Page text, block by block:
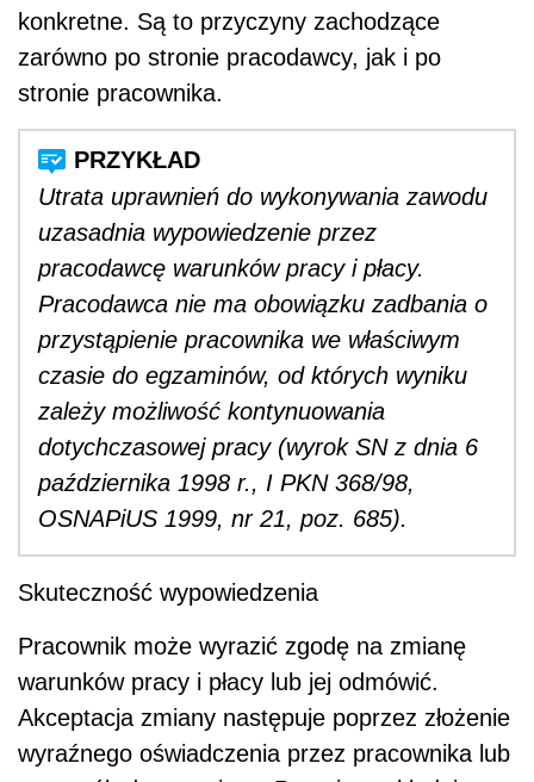
konkretne. Są to przyczyny zachodzące
zarówno po stronie pracodawcy, jak i po
stronie pracownika.
Utrata uprawnień do wykonywania zawodu
uzasadnia wypowiedzenie przez
pracodawcę warunków pracy i płacy.
Pracodawca nie ma obowiązku zadbania o
przystąpienie pracownika we właściwym
czasie do egzaminów, od których wyniku
zależy możliwość kontynuowania
dotychczasowej pracy (wyrok SN z dnia 6
października 1998 r., I PKN 368/98,
OSNAPiUS 1999, nr 21, poz. 685).
Skuteczność wypowiedzenia
Pracownik może wyrazić zgodę na zmianę
warunków pracy i płacy lub jej odmówić.
Akceptacja zmiany następuje poprzez złożenie
wyraźnego oświadczenia przez pracownika lub